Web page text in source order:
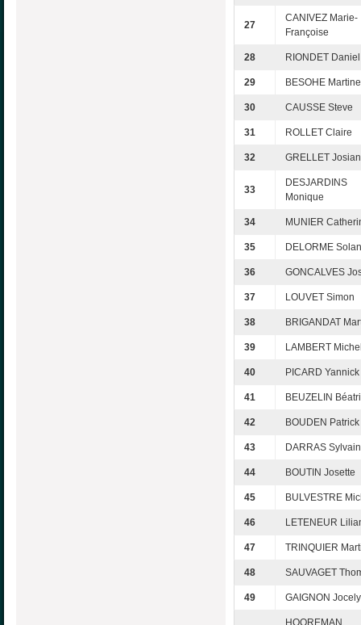
27
CANIVEZ Marie-
Françoise
28 RIONDET Daniel
29 BESOHE Martine
30 CAUSSE Steve
31 ROLLET Claire
32 GRELLET
33
DESJARDINS
Monique
34 MUNIER
35 DELORME
36 GONCALVES
37 LOUVET Simon
38 BRIGANDAT
39 LAMBERT
40 PICARD Yannick
41 BEUZELIN
42 BOUDEN Patrick
43 DARRAS
44 BOUTIN Josette
45 BULVESTRE
46 LETENEUR
47 TRINQUIER
48 SAUVAGET
49 GAIGNON